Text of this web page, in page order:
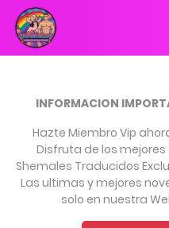
INFORMACION
Hazte Miembro Vip
Disfruta de los
Shemales Traducidos
Las ultimas y mejores
solo en nuestra